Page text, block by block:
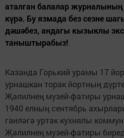
аталган балалар
күрә. Бу язмада без сезне
дәшәбез, андагы кызыклы
таныштырабыз!
Казанда Горький урамы 17
урнашкан торак йортның
Җәлилнең музей-фатиры
1940 елның сентябрь
гаиләгә уртак кухнялы
Җәлилнең музей-фатиры